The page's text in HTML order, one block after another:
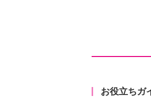
●普段と同じサ
下を履かれる
・ヒール：フラ
お役立ちガ